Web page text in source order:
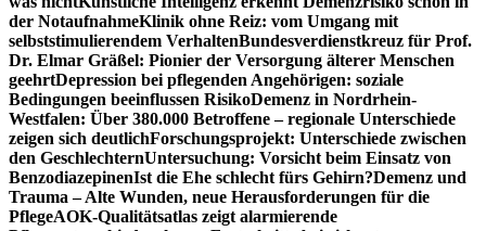
der NotaufnahmeKlinik ohne Reiz: vom Umgang mit
selbststimulierendem VerhaltenBundesverdienstkreuz für Prof.
Dr. Elmar Gräßel: Pionier der Versorgung älterer Menschen
geehrtDepression bei pflegenden Angehörigen: soziale
Bedingungen beeinflussen RisikoDemenz in Nordrhein-
Westfalen: Über 380.000 Betroffene – regionale Unterschiede
zeigen sich deutlichForschungsprojekt: Unterschiede zwischen
den GeschlechternUntersuchung: Vorsicht beim Einsatz von
BenzodiazepinenIst die Ehe schlecht fürs Gehirn?Demenz und
Trauma – Alte Wunden, neue Herausforderungen für die
PflegeAOK-Qualitätsatlas zeigt alarmierende